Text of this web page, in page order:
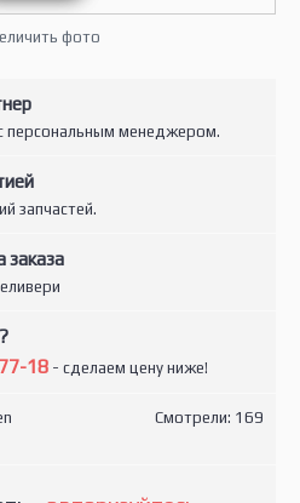
фото
персональным менеджером.
запчастей.
заказа
18 - сделаем цену ниже!
Смотрели: 169